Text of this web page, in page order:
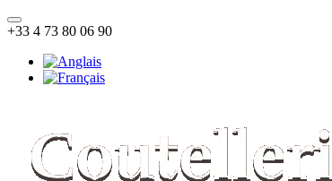
Toggle
navigation
+33 4 73 80 06 90